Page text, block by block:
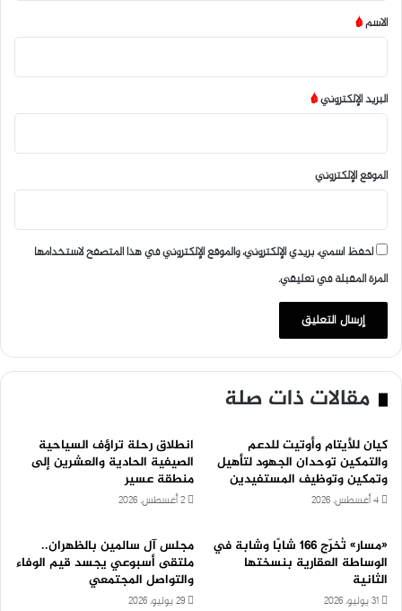
*
الاسم*
البريد الإلكتروني*
الموقع الإلكتروني
احفظ اسمي، بريدي الإلكتروني، والموقع الإلكتروني في هذا المتصفح لاستخدامها
المرة المقبلة في تعليقي.
مقالات ذات صلة
كيان للأيتام وأوتيت للدعم
والتمكين توحدان الجهود لتأهيل
وتمكين وتوظيف المستفيدين
4 أغسطس، 2026
انطلاق رحلة تراؤف السياحية
الصيفية الحادية والعشرين إلى
منطقة عسير
2 أغسطس، 2026
«مسار» تُخرّج 166 شابًا وشابة في
الوساطة العقارية بنسختها
الثانية
31 يوليو، 2026
مجلس آل سالمين بالظهران..
ملتقى أسبوعي يجسد قيم الوفاء
والتواصل المجتمعي
29 يوليو، 2026